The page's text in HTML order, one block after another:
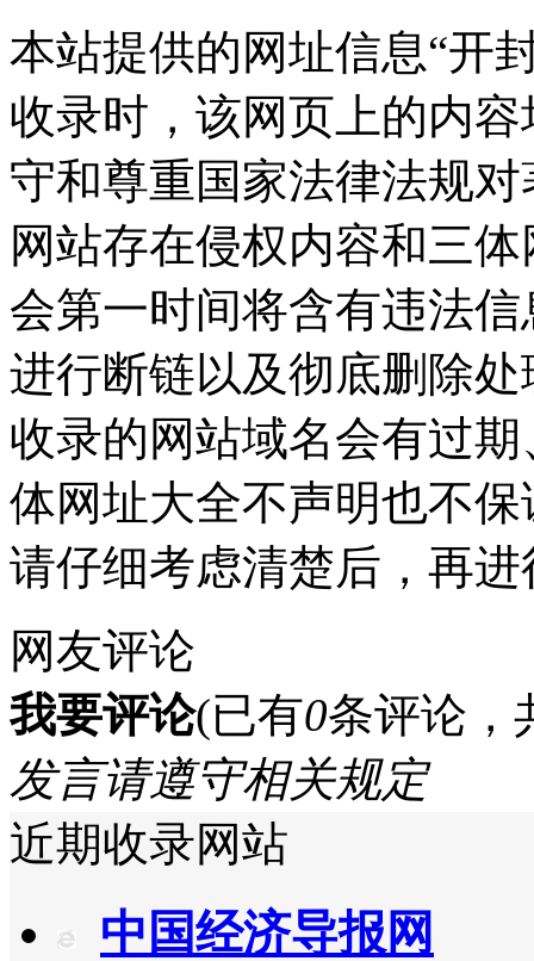
本站提供的网址信息“开
收录时，该网页上的内
守和尊重国家法律法规
网站存在侵权内容和三
会第一时间将含有违法
进行断链以及彻底删除
收录的网站域名会有过
体网址大全不声明也不
请仔细考虑清楚后，再
网友评论
我要评论(已有0条评论，
发言请遵守相关规定
近期收录网站
中国经济导报网